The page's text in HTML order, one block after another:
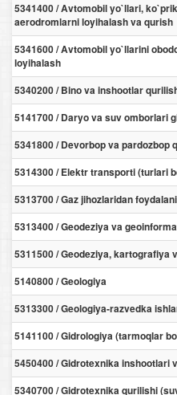
5341400 / Avtomobil yo`llari,
aerodromlarni loyihalash va qurish
5341600 / Avtomobil yo`llarini
loyihalash
5340200 / Bino va inshootlar
5141700 / Daryo va suv omborlari
5341800 / Devorbop va
5314300 / Elektr transporti (turlari
5313700 / Gaz jihozlaridan
5313400 / Geodeziya va
5311500 / Geodeziya,
5140800 / Geologiya
5313300 / Geologiya-razvedka
5141100 / Gidrologiya (tarmoqlar
5450400 / Gidrotexnika
5340700 / Gidrotexnika qurilishi